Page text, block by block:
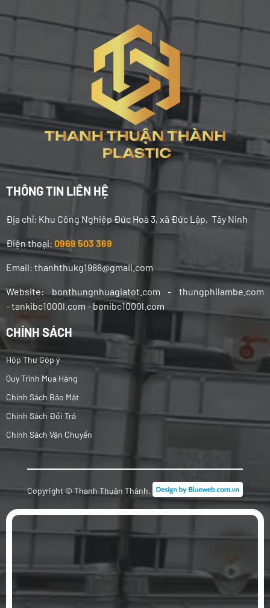
THÔNG TIN LIÊN HỆ
Địa chỉ: Khu Công Nghiệp Đức Hoà 3, xã Đức Lập, Tây Ninh
Điện thoại: 0969 503 369
Email: thanhthukg1988@gmail.com
Website: bonthungnhuagiatot.com - thungphilambe.com
-tankibc1000l.com - bonibc1000l.com
CHÍNH SÁCH
Hộp Thư Góp ý
Quy Trình Mua Hàng
Chính Sách Bảo Mật
Chính Sách Đổi Trả
Chính Sách Vận Chuyển
Copyright © Thanh Thuận Thành.